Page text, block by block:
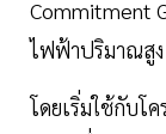
Commitment
ไฟฟ้าปริมาณสูง
โดยเริ่มใช้กับโ